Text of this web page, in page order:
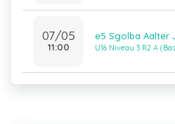
07/05
11:00
e5 Sgolba Aalter
U16 Niveau 3 R2 A